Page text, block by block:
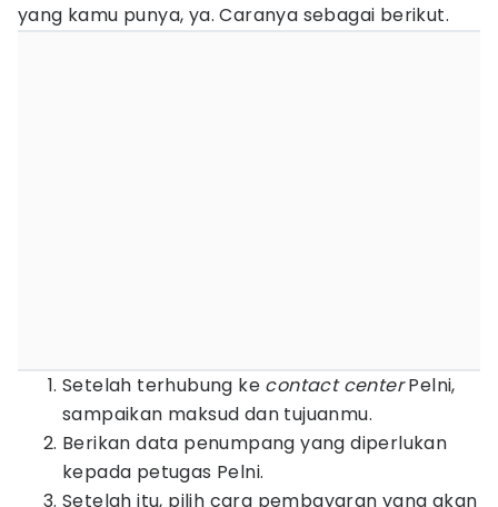
yang kamu punya, ya. Caranya sebagai berikut.
Setelah terhubung ke contact centerPelni,
sampaikan maksud dan tujuanmu.
Berikan data penumpang yang diperlukan
kepada petugas Pelni.
Setelah itu, pilih cara pembayaran yang akan